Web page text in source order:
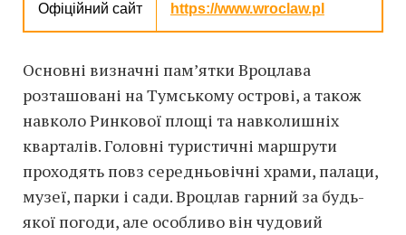
Офіційний сайт https://www.wroclaw.pl
Основні визначні пам’ятки Вроцлава
розташовані на Тумському острові, а також
навколо Ринкової площі та навколишніх
кварталів. Головні туристичні маршрути
проходять повз середньовічні храми, палаци,
музеї, парки і сади. Вроцлав гарний за будь-
якої погоди, але особливо він чудовий